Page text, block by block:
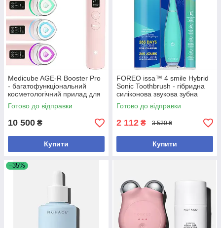
Medicube AGE-R Booster Pro
- багатофункціональний
косметологічний прилад для
догляду за шкірою
Готово до відправки
10 500 ₴
Купити
FOREO issa™ 4 smile Hybrid
Sonic Toothbrush - гібридна
силіконова звукова зубна
щітка
Готово до відправки
2 112 ₴ 3 520 ₴
Купити
–35%